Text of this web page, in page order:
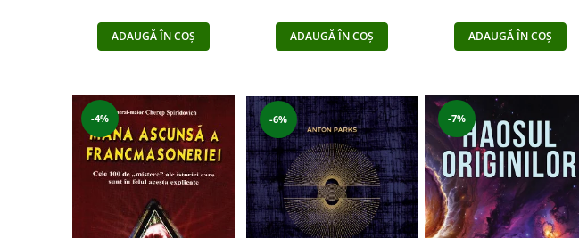
ADAUGĂ ÎN COȘ ADAUGĂ ÎN COȘ ADAUGĂ ÎN COȘ
-4% -6% -7%